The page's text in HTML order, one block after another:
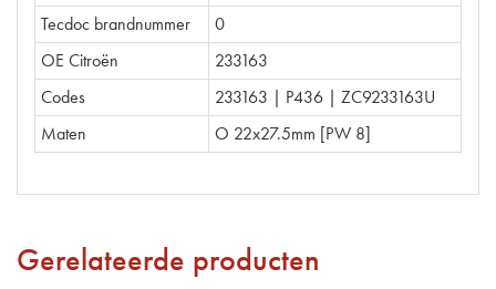
Tecdoc brandnummer
0
OE Citroën
233163
Codes
233163 | P436 | ZC9233163U
Maten
O 22x27.5mm [PW 8]
Gerelateerde producten